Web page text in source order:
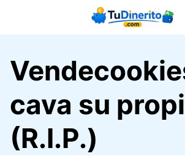
cava su
(R.I.P.)